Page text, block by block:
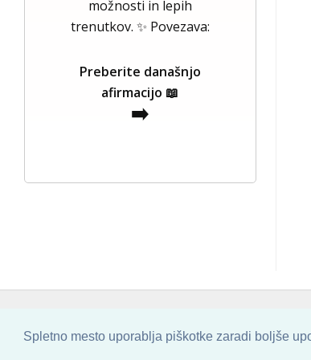
Spletno mesto uporablja piškotke zaradi boljše
možnosti in lepih
trenutkov. ✨ Povezava:
Preberite današnjo
afirmacijo 📖
➡️
COPYRIGHT © 2013 - 2026